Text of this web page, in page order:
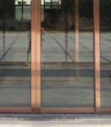
工业提升门
防火卷帘门
钢制防火门